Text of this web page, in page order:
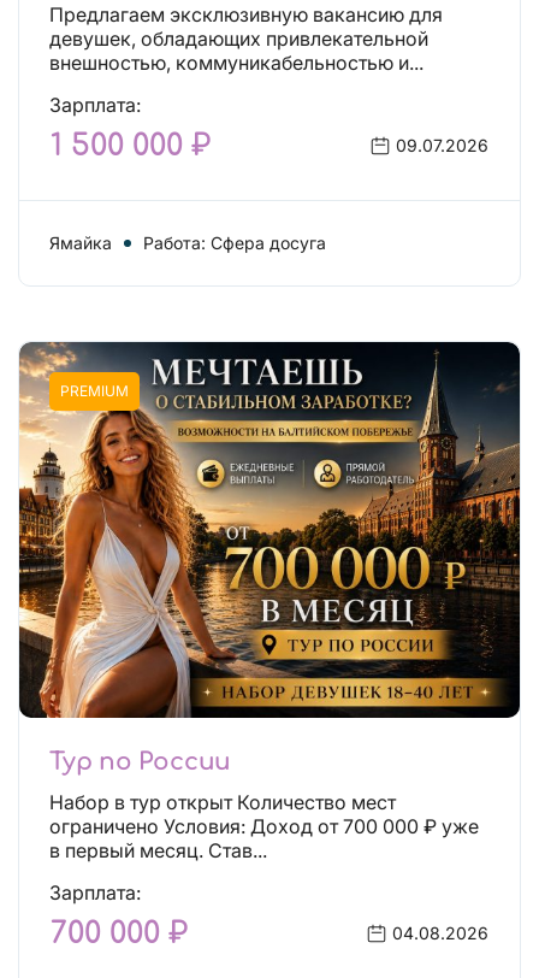
Предлагаем эксклюзивную вакансию для
девушек, обладающих привлекательной
внешностью, коммуникабельностью и...
Зарплата:
1 500 000 ₽ 09.07.2026
Ямайка Работа: Сфера досуга
PREMIUM
Тур по России
Набор в тур открыт Количество мест
ограничено Условия: Доход от 700 000 ₽ уже
в первый месяц. Став...
Зарплата:
700 000 ₽ 04.08.2026